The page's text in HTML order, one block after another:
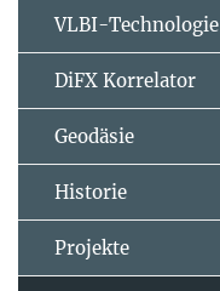
VLBI-Technologie
DiFX Korrelator
Geodäsie
Historie
Projekte